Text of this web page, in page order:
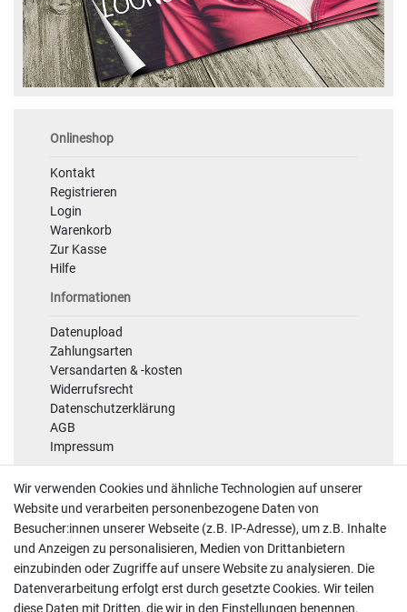
Onlineshop
Kontakt
Registrieren
Login
Warenkorb
Zur Kasse
Hilfe
Informationen
Datenupload
Zahlungsarten
Versandarten & -kosten
Widerrufsrecht
Datenschutzerklärung
AGB
Impressum
Wir verwenden Cookies und ähnliche Technologien auf unserer
Website und verarbeiten personenbezogene Daten von
Besucher:innen unserer Webseite (z.B. IP-Adresse), um z.B. Inhalte
und Anzeigen zu personalisieren, Medien von Drittanbietern
einzubinden oder Zugriffe auf unsere Website zu analysieren. Die
Datenverarbeitung erfolgt erst durch gesetzte Cookies. Wir teilen
diese Daten mit Dritten, die wir in den Einstellungen benennen.